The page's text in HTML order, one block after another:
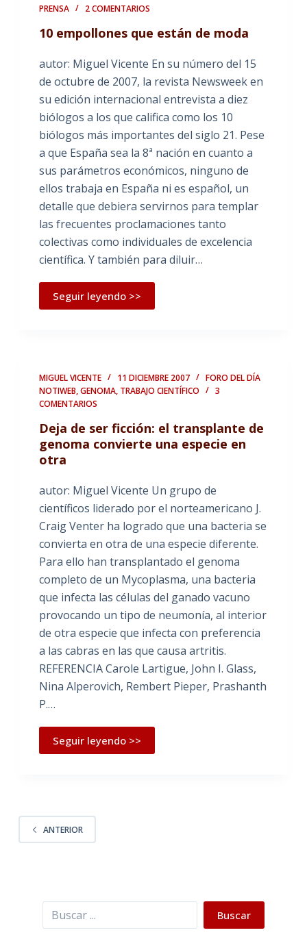
PRENSA
2 COMENTARIOS
10 empollones que están de moda
autor: Miguel Vicente En su número del 15
de octubre de 2007, la revista Newsweek en
su edición internacional entrevista a diez
biólogos a los que califica como los 10
biólogos más importantes del siglo 21. Pese
a que España sea la 8ª nación en cuanto a
sus parámetros económicos, ninguno de
ellos trabaja en España ni es español, un
detalle que debiera servirnos para templar
las frecuentes proclamaciones tanto
colectivas como individuales de excelencia
científica. Y también para diluir…
Seguir leyendo >>
MIGUEL VICENTE 11 DICIEMBRE 2007
FORO DEL DÍA
NOTIWEB,GENOMA, TRABAJO CIENTÍFICO
3
COMENTARIOS
Deja de ser ficción: el transplante de
genoma convierte una especie en
otra
autor: Miguel Vicente Un grupo de
científicos liderado por el norteamericano J.
Craig Venter ha logrado que una bacteria se
convierta en otra de una especie diferente.
Para ello han transplantado el genoma
completo de un Mycoplasma, una bacteria
que infecta las células del ganado vacuno
provocando un tipo de neumonía, al interior
de otra especie que infecta con preferencia
a las cabras en las que causa artritis.
REFERENCIA Carole Lartigue, John I. Glass,
Nina Alperovich, Rembert Pieper, Prashanth
P.…
Seguir leyendo >>
ANTERIOR
Buscar Buscar